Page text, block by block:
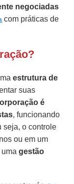
negociadas
com práticas de
estrutura de
suas
é
, funcionando
seja, o controle
ou em um
umagestão